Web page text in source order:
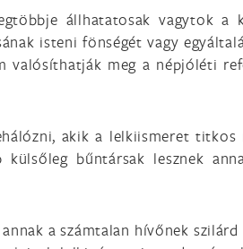
állhatatosak vagytok a
isteni fönségét vagy
valósíthatják meg a népjóléti
akik a lelkiismeret titkos
bűntársak lesznek
a számtalan hívőnek szilárd